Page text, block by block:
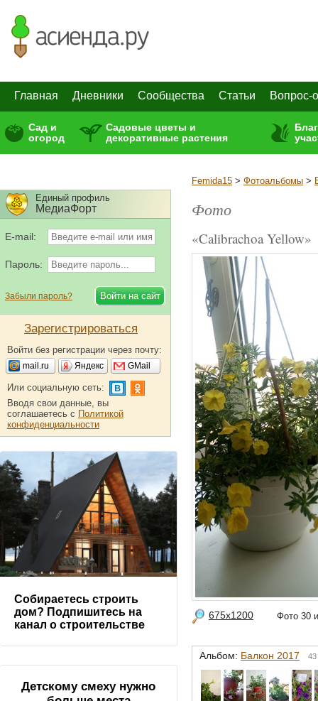
Главная Дневники Сообщества Статьи Вопрос-
Сад и
огород
Садовые цветы и
декоративные растения
Femida15 > Фотоальбомы >
Фото
«Calibrachoa Yellow»
675x1200 Фото
Альбом: Балкон 2017
Единый профиль
МедиаФорт
E-mail:
Пароль:
Забыли пароль?
Зарегистрироваться
Войти без регистрации через почту:
mail.ru Яндекс GMail
Или социальную сеть:
Вводя свои данные, вы
соглашаетесь с Политикой
конфиденциальности
Собираетесь строить
дом? Подпишитесь на
канал о строительстве
Детскому смеху нужно